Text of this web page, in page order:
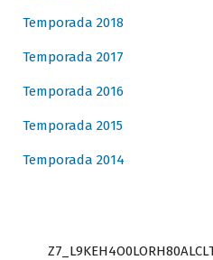
Temporada 2018
Temporada 2017
Temporada 2016
Temporada 2015
Temporada 2014